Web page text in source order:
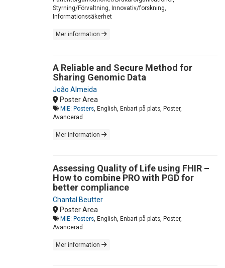
Styrning/Förvaltning, Innovativ/forskning,
Informationssäkerhet
Mer information
A Reliable and Secure Method for
Sharing Genomic Data
João Almeida
Poster Area
MIE: Posters , English, Enbart på plats, Poster,
Avancerad
Mer information
Assessing Quality of Life using FHIR –
How to combine PRO with PGD for
better compliance
Chantal Beutter
Poster Area
MIE: Posters , English, Enbart på plats, Poster,
Avancerad
Mer information